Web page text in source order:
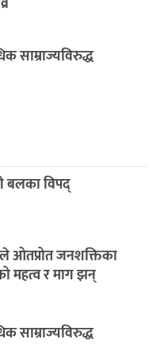
साम्राज्यविरुद्ध
बलका विपद्
ओतप्रोत जनशक्तिका
महत्व र माग झन्
साम्राज्यविरुद्ध